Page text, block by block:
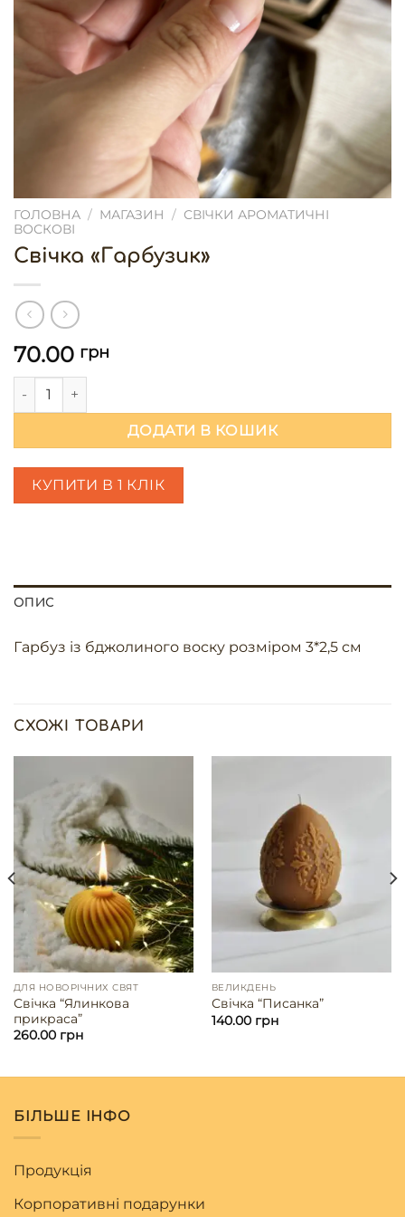
ГОЛОВНА / МАГАЗИН / СВІЧКИ АРОМАТИЧНІ
ВОСКОВІ
Свічка «Гарбузик»
70.00 грн
Свічка «Гарбузик» кількість
ДОДАТИ В КОШИК
КУПИТИ В 1 КЛІК
ОПИС
Гарбуз із бджолиного воску розміром 3*2,5 см
СХОЖІ ТОВАРИ
ДЛЯ НОВОРІЧНИХ СВЯТ
Свічка “Ялинкова
прикраса”
260.00 грн
ВЕЛИКДЕНЬ
Свічка “Писанка”
140.00 грн
БІЛЬШЕ ІНФО
Продукція
Корпоративні подарунки